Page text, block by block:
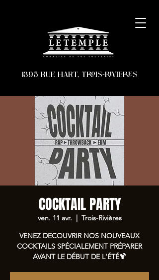
1395 RUE HART, TROIS-RIVIERES
COCKTAIL PARTY
ven. 11 avr.
  |
Trois-Rivières
VENEZ DECOUVRIR NOS NOUVEAUX
COCKTAILS SPÉCIALEMENT PRÉPARER